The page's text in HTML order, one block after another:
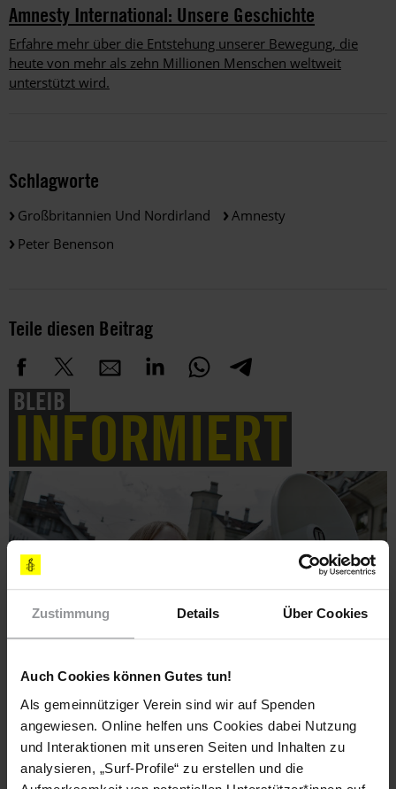
Zustimmung Details Über Cookies
Auch Cookies können Gutes tun!
Als gemeinnütziger Verein sind wir auf Spenden
angewiesen. Online helfen uns Cookies dabei Nutzung
und Interaktionen mit unseren Seiten und Inhalten zu
analysieren, „Surf-Profile“ zu erstellen und die
Amnesty International: Unsere Geschichte
Erfahre mehr über die Entstehung unserer Bewegung, die
heute von mehr als zehn Millionen Menschen weltweit
unterstützt wird.
Schlagworte
Großbritannien Und Nordirland
Amnesty
Peter Benenson
Teile diesen Beitrag
BLEIB
INFORMIERT
Abonniere den Amnesty-Newsletter und mach
dich für die Menschenrechte stark!
Meine Daten